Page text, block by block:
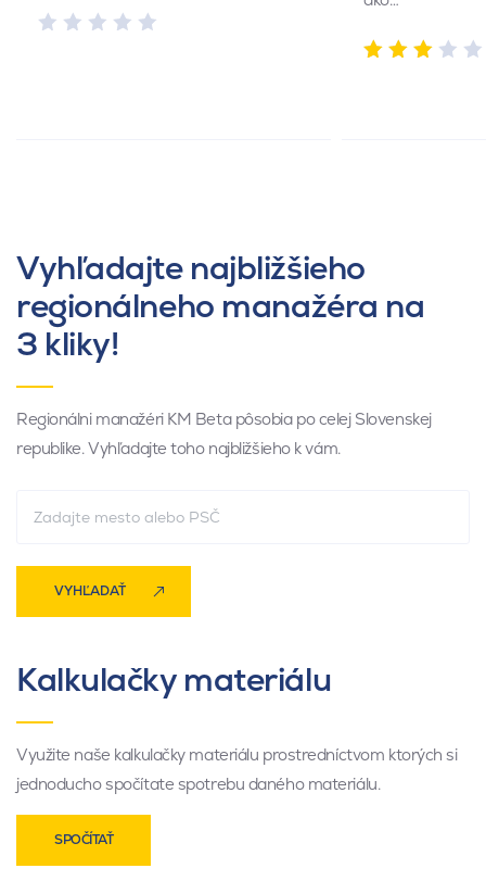
Vyhľadajte najbližšieho
regionálneho manažéra na
3 kliky!
Regionálni manažéri KM Beta pôsobia po celej Slovenskej
republike. Vyhľadajte toho najbližšieho k vám.
VYHĽADAŤ
Kalkulačky materiálu
Využite naše kalkulačky materiálu prostredníctvom ktorých si
jednoducho spočítate spotrebu daného materiálu.
SPOČÍTAŤ